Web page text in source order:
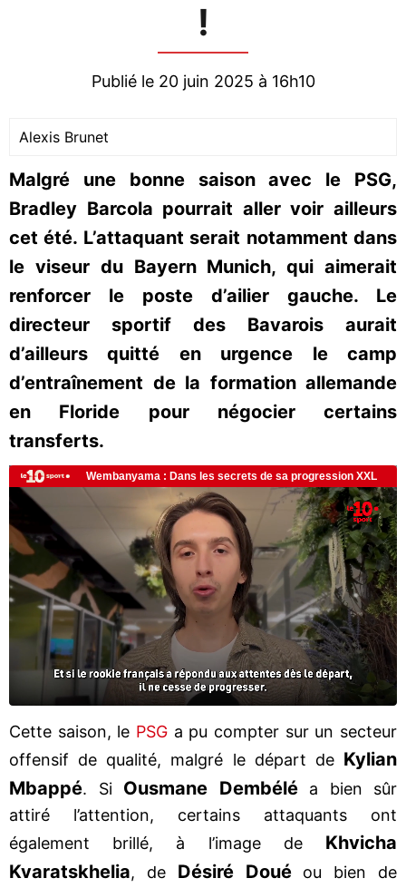
!
Publié le 20 juin 2025 à 16h10
Alexis Brunet
Malgré une bonne saison avec le PSG,
Bradley Barcola pourrait aller voir ailleurs
cet été. L’attaquant serait notamment dans
le viseur du Bayern Munich, qui aimerait
renforcer le poste d’ailier gauche. Le
directeur sportif des Bavarois aurait
d’ailleurs quitté en urgence le camp
d’entraînement de la formation allemande
en Floride pour négocier certains
transferts.
Cette saison, le PSG a pu compter sur un secteur
offensif de qualité, malgré le départ de Kylian
Mbappé. Si Ousmane Dembélé
a bien sûr
attiré l’attention, certains attaquants ont
également brillé, à l’image de Khvicha
Kvaratskhelia, de Désiré Doué ou bien de